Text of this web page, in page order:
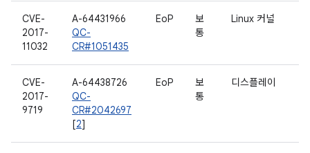
CVE-
2017-
11032
A-64431966
QC-
CR#1051435
EoP
보
통
Linux 커널
CVE-
2017-
9719
A-64438726
QC-
CR#2042697
[2]
EoP
보
통
디스플레이